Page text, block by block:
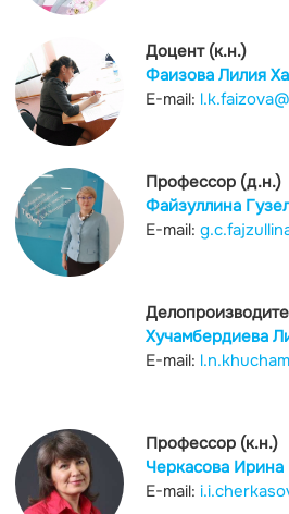
Доцент (к.н.)
Фаизова Лилия
E-mail:
Профессор (д.н.)
Файзуллина
E-mail:
Хучамбердиева
E-mail:
Профессор (к.н.)
Черкасова Ирина
E-mail: